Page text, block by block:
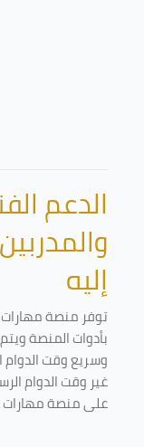
الدعم
إليه
توفر منصة
بأدوات المنصة
وسريع وقت الدوام
غير وقت الدوام
على منصة مهارات